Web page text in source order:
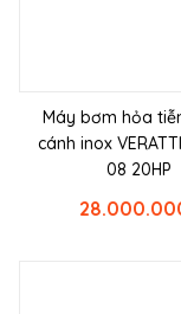
Máy bơm hỏa
cánh inox
08 20HP